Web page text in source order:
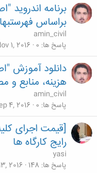
برنامه اندروید
براساس
amin_civil
پاسخ ها 0
1, 2016
دانلود آموزش
هزینه، منابع
amin_civil
پاسخ ها 0
4, 2016
[قیمت اجرای
رایج کارگاه ها
yasi
پاسخ ها 148
2016